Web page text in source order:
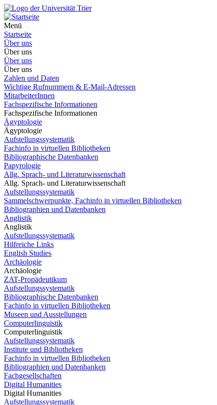
Menü
Startseite
Über uns
Über uns
Über uns
Über uns
Zahlen und Daten
Wichtige Rufnummern & E-Mail-Adressen
MitarbeiterInnen
Fachspezifische Informationen
Fachspezifische Informationen
Ägyptologie
Ägyptologie
Aufstellungssystematik
Fachinfo in virtuellen Bibliotheken
Bibliographische Datenbanken
Papyrologie
Allg. Sprach- und Literaturwissenschaft
Allg. Sprach- und Literaturwissenschaft
Aufstellungssystematik
Sammelschwerpunkte, Fachinfo in virtuellen Bibliotheken
Bibliographien und Datenbanken
Anglistik
Anglistik
Aufstellungssystematik
Hilfreiche Links
English Studies
Archäologie
Archäologie
ZAT-Propädeutikum
Aufstellungssystematik
Bibliographische Datenbanken
Fachinfo in virtuellen Bibliotheken
Museen und Ausstellungen
Computerlinguistik
Computerlinguistik
Aufstellungssystematik
Institute und Bibliotheken
Fachinfo in virtuellen Bibliotheken
Bibliographien und Datenbanken
Fachgesellschaften
Digital Humanities
Digital Humanities
Aufstellungssystematik